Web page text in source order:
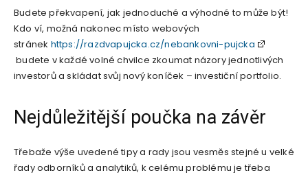
Budete překvapení, jak jednoduché a výhodné to může být!
Kdo ví, možná nakonec místo webových
stránek https://razdvapujcka.cz/nebankovni-pujcka
budete v každé volné chvilce zkoumat názory jednotlivých
investorů a skládat svůj nový koníček – investiční portfolio.
Nejdůležitější poučka na závěr
Třebaže výše uvedené tipy a rady jsou vesměs stejné u velké
řady odborníků a analytiků, k celému problému je třeba